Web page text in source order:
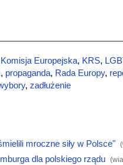
Komisja Europejska, KRS,
, propaganda, Rada Europy,
, zadłużenie
mroczne siły w Polsce" (
dla polskiego rządu (